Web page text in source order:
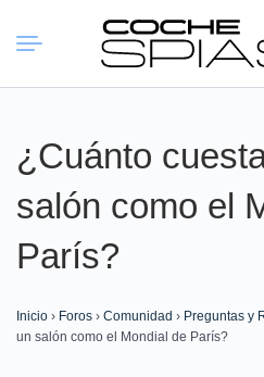
Buscar:
¿Cuánto
salón como el
París?
Inicio › Foros › Comunidad › Preguntas y
un salón como el Mondial de París?